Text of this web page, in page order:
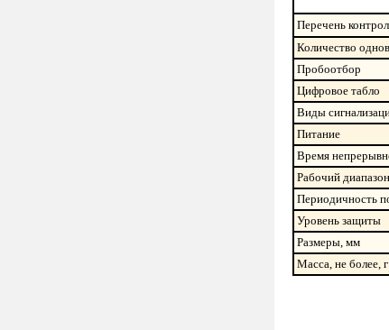
Перечень
Количество
Пробоотбор
Цифровое табло
Виды
Питание
Время
Рабочий
Периодичность
Уровень защиты
Размеры, мм
Масса, не более, г